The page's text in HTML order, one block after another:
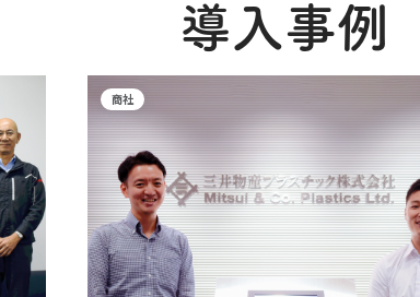
導入事例
商社